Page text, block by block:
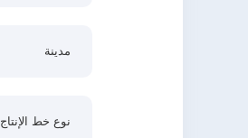
مدينة
نوع خط الإنتاج